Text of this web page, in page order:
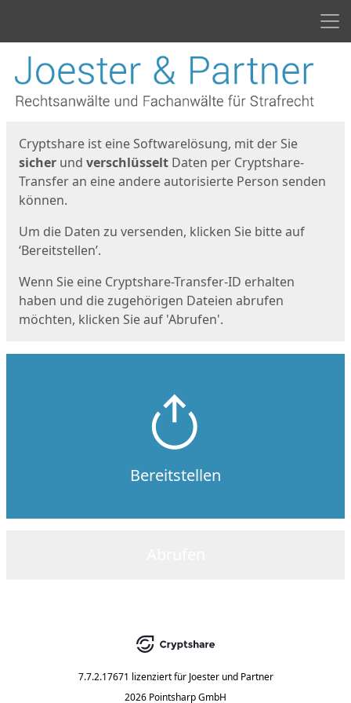
Start
Cryptshare ist eine Softwarelösung, mit der Sie
sicher und verschlüsselt Daten per Cryptshare-
Transfer an eine andere autorisierte Person senden
können.
Um die Daten zu versenden, klicken Sie bitte auf
‘Bereitstellen’.
Wenn Sie eine Cryptshare-Transfer-ID erhalten
haben und die zugehörigen Dateien abrufen
möchten, klicken Sie auf 'Abrufen'.
Bereitstellen
7.7.2.17671 lizenziert für Joester und Partner
2026 Pointsharp GmbH